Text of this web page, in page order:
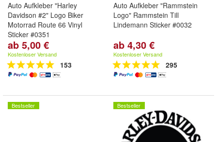
Auto Aufkleber "Harley
Davidson #2" Logo Biker
Motorrad Route 66 Vinyl
Sticker #0351
ab 5,00 €
Kostenloser Versand
153
Auto Aufkleber "Rammstein
Logo" Rammstein Till
Lindemann Sticker #0032
ab 4,30 €
Kostenloser Versand
295
Bestseller Bestseller